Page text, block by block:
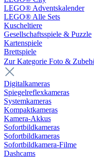
LEGO® Adventskalender
LEGO® Alle Sets
Kuscheltiere
Gesellschaftsspiele & Puzzle
Kartenspiele
Brettspiele
Zur Kategorie Foto &
Digitalkameras
Spiegelreflexkameras
Systemkameras
Kompaktkameras
Kamera-Akkus
Sofortbildkameras
Sofortbildkameras
Sofortbildkamera-Filme
Dashcams